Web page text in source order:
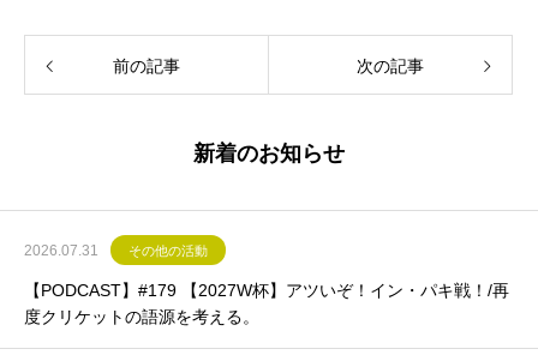
前の記事 次の記事
新着のお知らせ
2026.07.31 その他の活動
【PODCAST】#179 【2027W杯】アツいぞ！イン・パキ戦！/再
度クリケットの語源を考える。